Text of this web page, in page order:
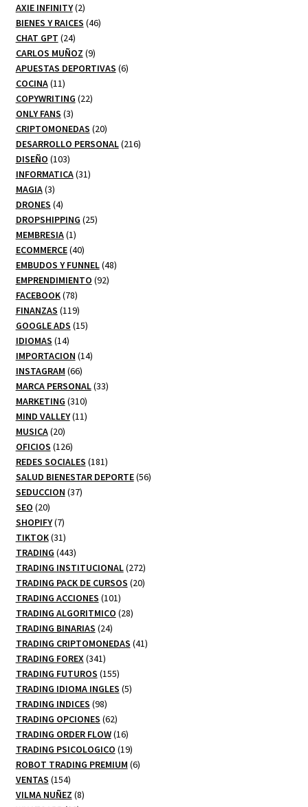
productos
AXIE INFINITY 22
productos
BIENES Y RAICES 4646
CHAT GPT 2424
productos
CARLOS MUÑOZ 99
productos
APUESTAS DEPORTIVAS 66
COCINA 1111
productos
COPYWRITING 2222
ONLY FANS 33
productos
CRIPTOMONEDAS 2020
productos
DESARROLLO PERSONAL 216216
DISEÑO 103103
productos
INFORMATICA 3131
MAGIA 33
productos
DRONES 44
productos
DROPSHIPPING 2525
MEMBRESIA 11
producto
ECOMMERCE 4040
productos
EMBUDOS Y FUNNEL 4848
EMPRENDIMIENTO 9292
FACEBOOK 7878
productos
FINANZAS 119119
productos
GOOGLE ADS 1515
IDIOMAS 1414
productos
IMPORTACION 1414
INSTAGRAM 6666
productos
MARCA PERSONAL 3333
MARKETING 310310
productos
MIND VALLEY 1111
MUSICA 2020
productos
OFICIOS 126126
productos
REDES SOCIALES 181181
productos
SALUD BIENESTAR DEPORTE 5656
SEDUCCION 3737
SEO 2020
productos
SHOPIFY 77
productos
TIKTOK 3131
productos
TRADING 443443
productos
TRADING INSTITUCIONAL 272272
productos
TRADING PACK DE CURSOS 2020
TRADING ACCIONES 101101
productos
TRADING ALGORITMICO 2828
TRADING BINARIAS 2424
productos
TRADING CRIPTOMONEDAS 4141
TRADING FOREX 341341
productos
TRADING FUTUROS 155155
productos
TRADING IDIOMA INGLES 55
TRADING INDICES 9898
productos
TRADING OPCIONES 6262
productos
TRADING ORDER FLOW 1616
productos
TRADING PSICOLOGICO 1919
productos
ROBOT TRADING PREMIUM 66
VENTAS 154154
productos
VILMA NUÑEZ 88